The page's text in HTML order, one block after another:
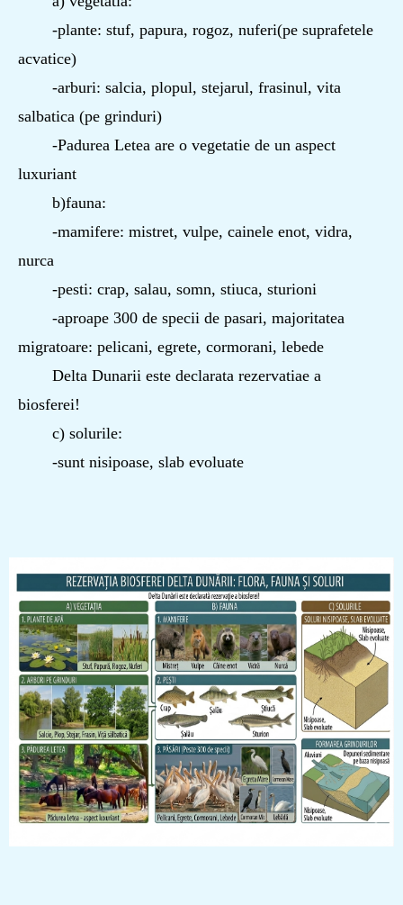
-plante: stuf, papura, rogoz, nuferi(pe suprafetele
acvatice)
-arburi: salcia, plopul, stejarul, frasinul, vita
salbatica (pe grinduri)
-Padurea Letea are o vegetatie de un aspect
luxuriant
b)fauna:
-mamifere: mistret, vulpe, cainele enot, vidra,
nurca
-pesti: crap, salau, somn, stiuca, sturioni
-aproape 300 de specii de pasari, majoritatea
migratoare: pelicani, egrete, cormorani, lebede
Delta Dunarii este declarata rezervatiae a
biosferei!
c) solurile:
-sunt nisipoase, slab evoluate